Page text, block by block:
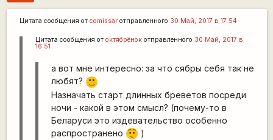
Цитата сообщения от сomissarотправленного 30 Май, 2017 в 17:54
Цитата сообщения от октябрёнокотправленного 30 Май, 2017 в
16:51
а вот мне интересно: за что сябры себя так не
любят?
:)
Назначать старт длинных бреветов посреди
ночи - какой в этом смысл? (почему-то в
Беларуси это издевательство особенно
распространено :-/ )